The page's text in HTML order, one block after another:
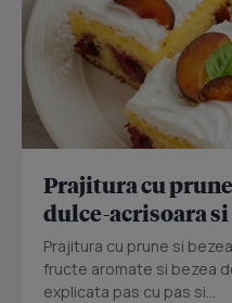
Prajitura cu
dulce-acrisoara
Prajitura cu prune si
fructe aromate si bezea
explicata pas cu pas si...